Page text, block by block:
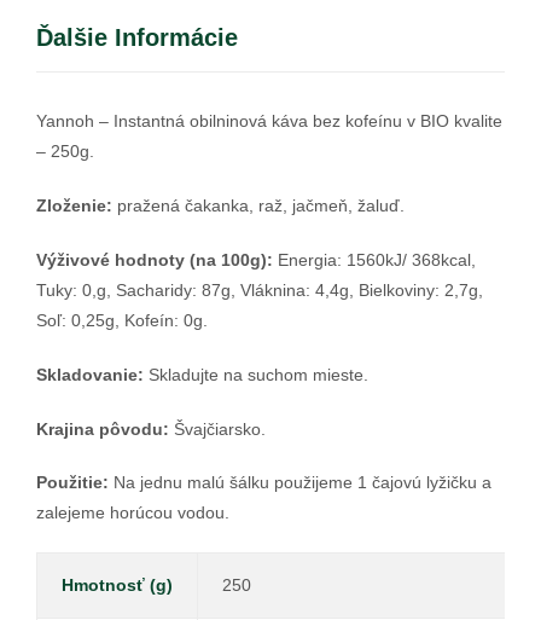
Ďalšie Informácie
Yannoh – Instantná obilninová káva bez kofeínu v BIO kvalite
– 250g.
Zloženie: pražená čakanka, raž, jačmeň, žaluď.
Výživové hodnoty (na 100g): Energia: 1560kJ/ 368kcal,
Tuky: 0,g, Sacharidy: 87g, Vláknina: 4,4g, Bielkoviny: 2,7g,
Soľ: 0,25g, Kofeín: 0g.
Skladovanie: Skladujte na suchom mieste.
Krajina pôvodu: Švajčiarsko.
Použitie: Na jednu malú šálku použijeme 1 čajovú lyžičku a
zalejeme horúcou vodou.
Hmotnosť (g) 250